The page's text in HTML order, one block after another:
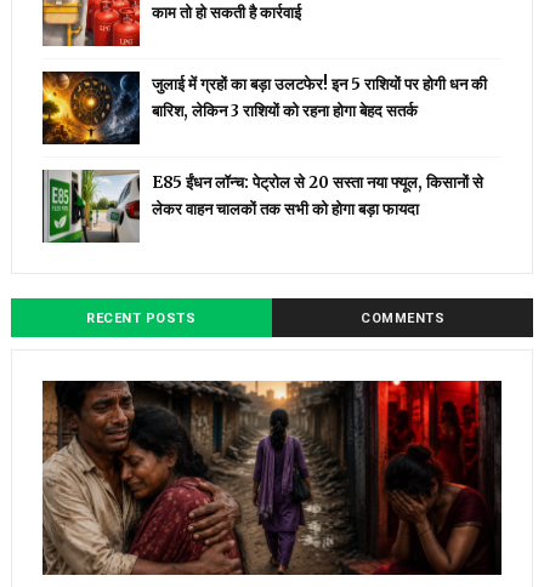
काम तो हो सकती है कार्रवाई
जुलाई में ग्रहों का बड़ा उलटफेर! इन 5 राशियों पर होगी धन की
बारिश, लेकिन 3 राशियों को रहना होगा बेहद सतर्क
E85 ईंधन लॉन्च: पेट्रोल से ₹20 सस्ता नया फ्यूल, किसानों से
लेकर वाहन चालकों तक सभी को होगा बड़ा फायदा
RECENT POSTS COMMENTS